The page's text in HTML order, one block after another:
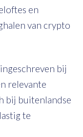
en
van crypto
bij
relevante
bij buitenlandse
te